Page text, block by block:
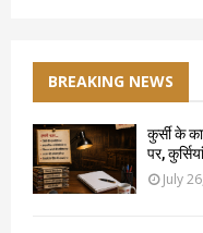
BREAKING NEWS
कुर्सी के
पर,
July